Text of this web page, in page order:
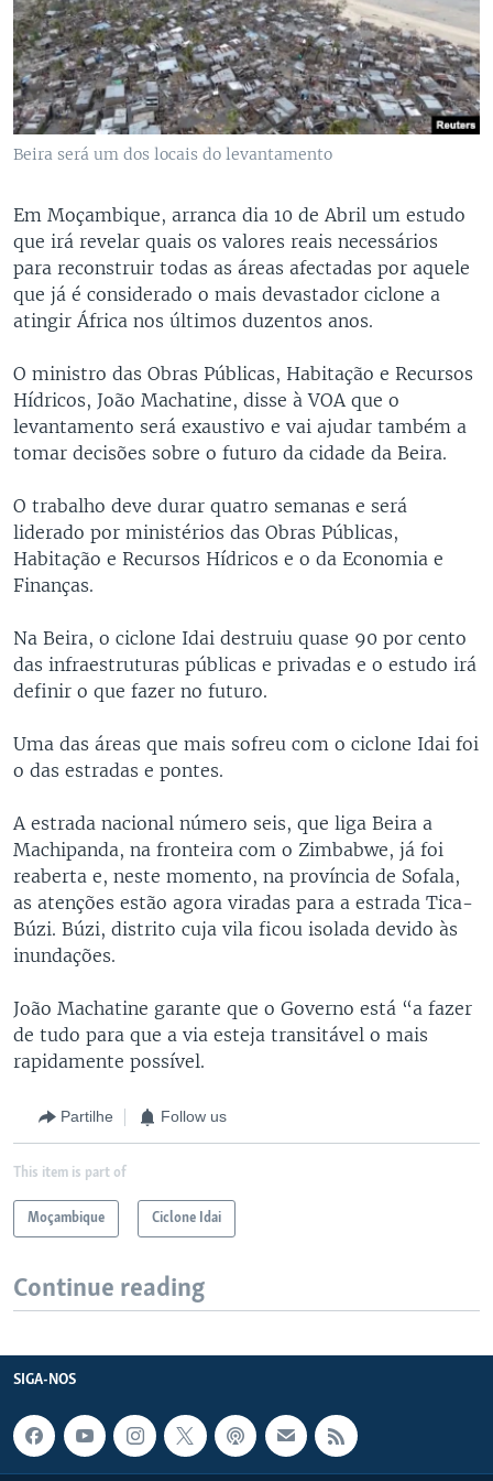
Beira será um dos locais do levantamento
Em Moçambique, arranca dia 10 de Abril um estudo
que irá revelar quais os valores reais necessários
para reconstruir todas as áreas afectadas por aquele
que já é considerado o mais devastador ciclone a
atingir África nos últimos duzentos anos.
O ministro das Obras Públicas, Habitação e Recursos
Hídricos, João Machatine, disse à VOA que o
levantamento será exaustivo e vai ajudar também a
tomar decisões sobre o futuro da cidade da Beira.
O trabalho deve durar quatro semanas e será
liderado por ministérios das Obras Públicas,
Habitação e Recursos Hídricos e o da Economia e
Finanças.
Na Beira, o ciclone Idai destruiu quase 90 por cento
das infraestruturas públicas e privadas e o estudo irá
definir o que fazer no futuro.
Uma das áreas que mais sofreu com o ciclone Idai foi
o das estradas e pontes.
A estrada nacional número seis, que liga Beira a
Machipanda, na fronteira com o Zimbabwe, já foi
reaberta e, neste momento, na província de Sofala,
as atenções estão agora viradas para a estrada Tica-
Búzi. Búzi, distrito cuja vila ficou isolada devido às
inundações.
João Machatine garante que o Governo está “a fazer
de tudo para que a via esteja transitável o mais
rapidamente possível.
Partilhe Follow us
This item is part of
Moçambique Ciclone Idai
Continue reading
SIGA-NOS